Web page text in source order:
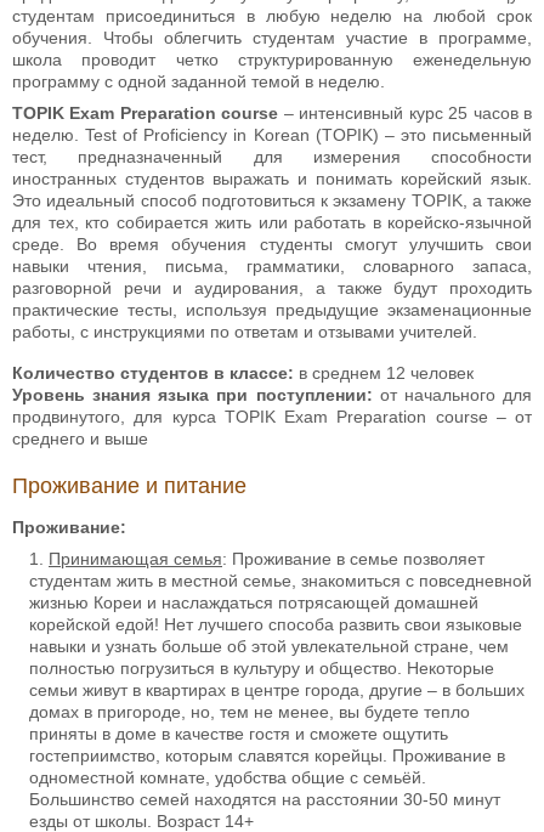
студентам присоединиться в любую неделю на любой срок
обучения. Чтобы облегчить студентам участие в программе,
школа проводит четко структурированную еженедельную
программу с одной заданной темой в неделю.
TOPIK Exam Preparation course – интенсивный курс 25 часов в
неделю. Test of Proficiency in Korean (TOPIK) – это письменный
тест, предназначенный для измерения способности
иностранных студентов выражать и понимать корейский язык.
Это идеальный способ подготовиться к экзамену TOPIK, а также
для тех, кто собирается жить или работать в корейско-язычной
среде. Во время обучения студенты смогут улучшить свои
навыки чтения, письма, грамматики, словарного запаса,
разговорной речи и аудирования, а также будут проходить
практические тесты, используя предыдущие экзаменационные
работы, с инструкциями по ответам и отзывами учителей.
Количество студентов в классе: в среднем 12 человек
Уровень знания языка при поступлении: от начального для
продвинутого, для курса TOPIK Exam Preparation course – от
среднего и выше
Проживание и питание
Проживание:
Принимающая семья: Проживание в семье позволяет
студентам жить в местной семье, знакомиться с повседневной
жизнью Кореи и наслаждаться потрясающей домашней
корейской едой! Нет лучшего способа развить свои языковые
навыки и узнать больше об этой увлекательной стране, чем
полностью погрузиться в культуру и общество. Некоторые
семьи живут в квартирах в центре города, другие – в больших
домах в пригороде, но, тем не менее, вы будете тепло
приняты в доме в качестве гостя и сможете ощутить
гостеприимство, которым славятся корейцы. Проживание в
одноместной комнате, удобства общие с семьёй.
Большинство семей находятся на расстоянии 30-50 минут
езды от школы. Возраст 14+